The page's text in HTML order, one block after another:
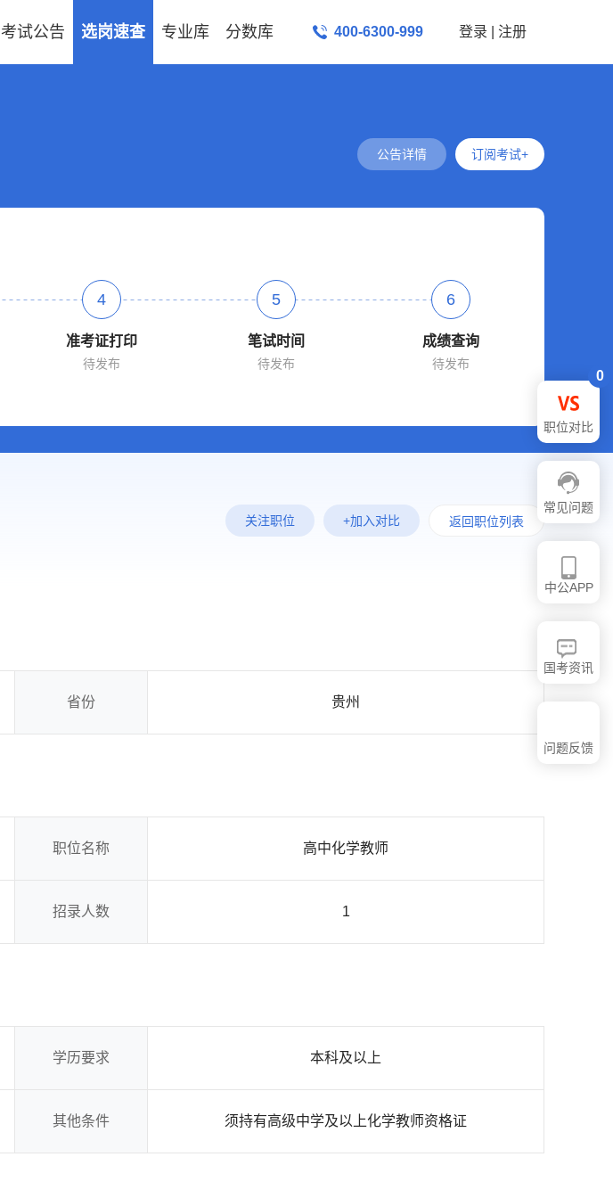
400-6300-999 登录 注册
考试公告 选岗速查 专业库 分数库
公告详情 订阅考试+
4
准考证打印
待发布
5
笔试时间
待发布
6
成绩查询
待发布
关注职位 +加入对比 返回职位列表
省份 贵州
职位名称 高中化学教师
招录人数 1
学历要求 本科及以上
其他条件 须持有高级中学及以上化学教师资格证
0
职位对比
常见问题
中公APP
国考资讯
问题反馈